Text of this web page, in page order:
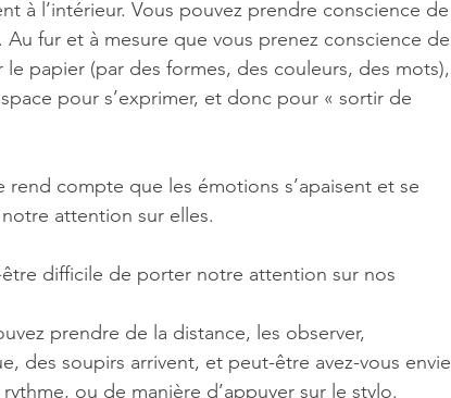
à l’intérieur. Vous pouvez prendre conscience de
Au fur et à mesure que vous prenez conscience de
papier (par des formes, des couleurs, des mots),
pour s’exprimer, et donc pour « sortir de
rend compte que les émotions s’apaisent et se
attention sur elles.
difficile de porter notre attention sur nos
prendre de la distance, les observer,
des soupirs arrivent, et peut-être avez-vous envie
ou de manière d’appuyer sur le stylo.